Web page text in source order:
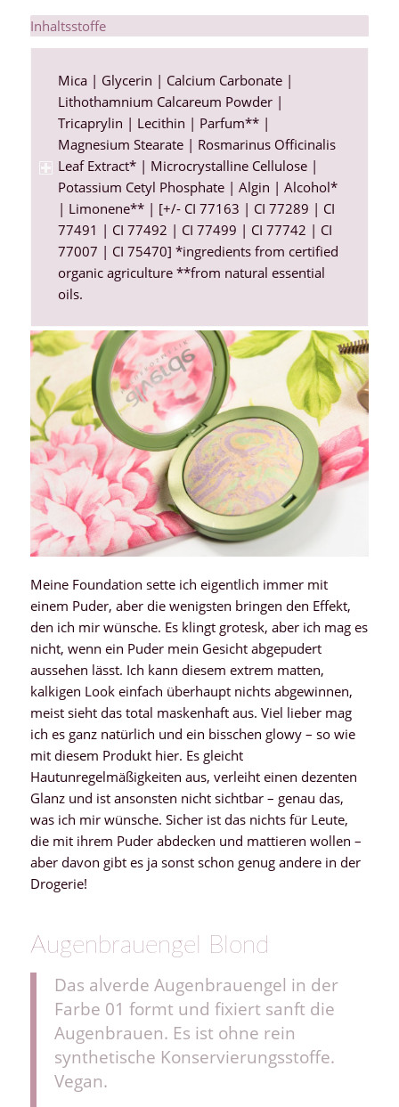
Inhaltsstoffe
Mica | Glycerin | Calcium Carbonate |
Lithothamnium Calcareum Powder |
Tricaprylin | Lecithin | Parfum** |
Magnesium Stearate | Rosmarinus Officinalis
Leaf Extract* | Microcrystalline Cellulose |
Potassium Cetyl Phosphate | Algin | Alcohol*
| Limonene** | [+/- CI 77163 | CI 77289 | CI
77491 | CI 77492 | CI 77499 | CI 77742 | CI
77007 | CI 75470] *ingredients from certified
organic agriculture **from natural essential
oils.
Meine Foundation sette ich eigentlich immer mit
einem Puder, aber die wenigsten bringen den Effekt,
den ich mir wünsche. Es klingt grotesk, aber ich mag es
nicht, wenn ein Puder mein Gesicht abgepudert
aussehen lässt. Ich kann diesem extrem matten,
kalkigen Look einfach überhaupt nichts abgewinnen,
meist sieht das total maskenhaft aus. Viel lieber mag
ich es ganz natürlich und ein bisschen glowy – so wie
mit diesem Produkt hier. Es gleicht
Hautunregelmäßigkeiten aus, verleiht einen dezenten
Glanz und ist ansonsten nicht sichtbar – genau das,
was ich mir wünsche. Sicher ist das nichts für Leute,
die mit ihrem Puder abdecken und mattieren wollen –
aber davon gibt es ja sonst schon genug andere in der
Drogerie!
Augenbrauengel Blond
Das alverde Augenbrauengel in der
Farbe 01 formt und fixiert sanft die
Augenbrauen. Es ist ohne rein
synthetische Konservierungsstoffe.
Vegan.